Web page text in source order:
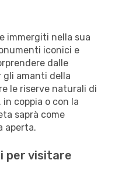
immergiti nella sua
iconici e
dalle
gli amanti della
le riserve naturali di
in coppia o con la
saprà come
aperta.
per visitare